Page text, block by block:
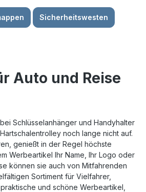
KategorieAuto &
Reise
Sicherheitswesten
Auto und Reise
Schlüsselanhänger und Handyhalter
noch lange nicht auf.
genießt in der Regel höchste
Werbeartikel Ihr Name, Ihr Logo oder
können sie auch von Mitfahrenden
Sortiment für Vielfahrer,
und schöne Werbeartikel,